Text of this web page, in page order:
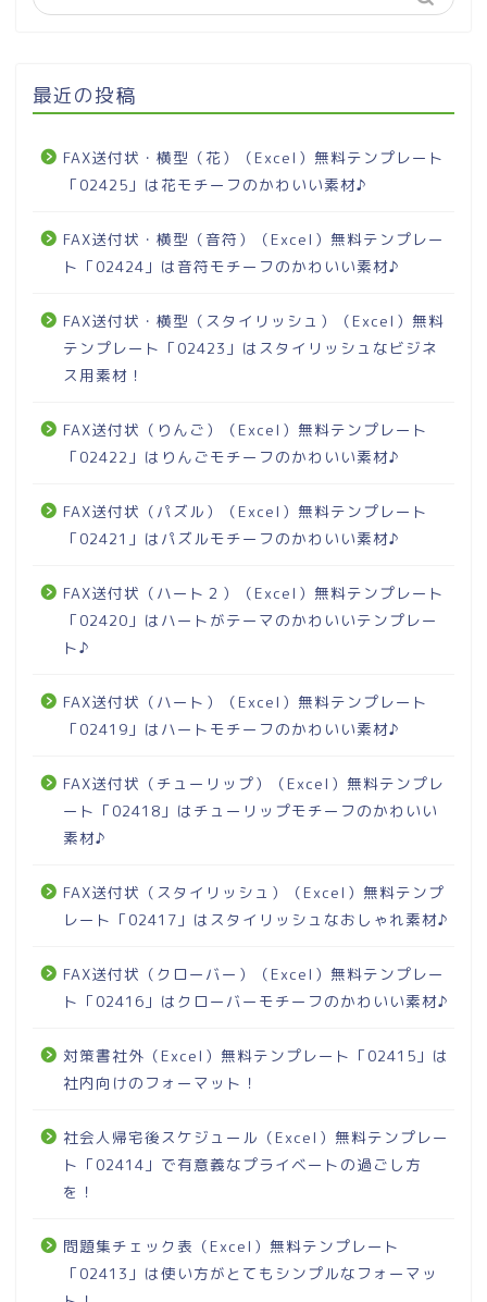
最近の投稿
FAX送付状・横型（花）（Excel）無料テンプレート
「02425」は花モチーフのかわいい素材♪
FAX送付状・横型（音符）（Excel）無料テンプレー
ト「02424」は音符モチーフのかわいい素材♪
FAX送付状・横型（スタイリッシュ）（Excel）無料
テンプレート「02423」はスタイリッシュなビジネ
ス用素材！
FAX送付状（りんご）（Excel）無料テンプレート
「02422」はりんごモチーフのかわいい素材♪
FAX送付状（パズル）（Excel）無料テンプレート
「02421」はパズルモチーフのかわいい素材♪
FAX送付状（ハート２）（Excel）無料テンプレート
「02420」はハートがテーマのかわいいテンプレー
ト♪
FAX送付状（ハート）（Excel）無料テンプレート
「02419」はハートモチーフのかわいい素材♪
FAX送付状（チューリップ）（Excel）無料テンプレ
ート「02418」はチューリップモチーフのかわいい
素材♪
FAX送付状（スタイリッシュ）（Excel）無料テンプ
レート「02417」はスタイリッシュなおしゃれ素材♪
FAX送付状（クローバー）（Excel）無料テンプレー
ト「02416」はクローバーモチーフのかわいい素材♪
対策書社外（Excel）無料テンプレート「02415」は
社内向けのフォーマット！
社会人帰宅後スケジュール（Excel）無料テンプレー
ト「02414」で有意義なプライベートの過ごし方
を！
問題集チェック表（Excel）無料テンプレート
「02413」は使い方がとてもシンプルなフォーマッ